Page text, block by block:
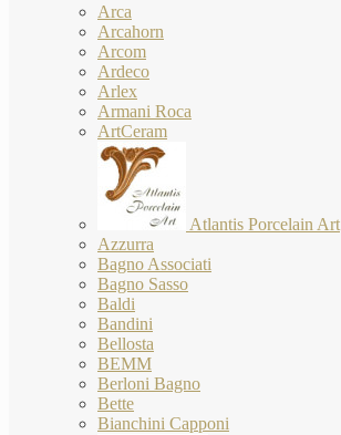
Arca
Arcahorn
Arcom
Ardeco
Arlex
Armani Roca
ArtCeram
Atlantis Porcelain Art
Azzurra
Bagno Associati
Bagno Sasso
Baldi
Bandini
Bellosta
BEMM
Berloni Bagno
Bette
Bianchini Capponi